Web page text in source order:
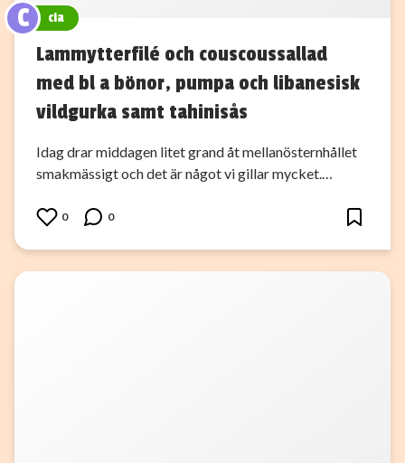
C cia
Lammytterfilé och couscoussallad
med bl a bönor, pumpa och libanesisk
vildgurka samt tahinisås
Idag drar middagen litet grand åt mellanösternhållet
smakmässigt och det är något vi gillar mycket.…
0 0